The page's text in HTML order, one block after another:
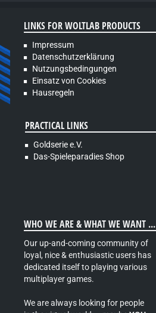
LINKS FOR WOLTLAB PRODUCTS
Impressum
Datenschutzerklärung
Nutzungsbedingungen
Einsatz von Cookies
Hausregeln
PRACTICAL LINKS
Goldserie e.V.
Das-Spieleparadies Shop
WHO WE ARE & WHAT WE WANT ...
Our up-and-coming community of
loyal, nice & enthusiastic users has
dedicated itself to playing various
multiplayer games.
We are always looking for people